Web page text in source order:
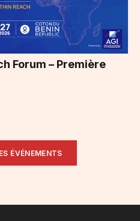
Forum – Première
ÉVÉNEMENTS